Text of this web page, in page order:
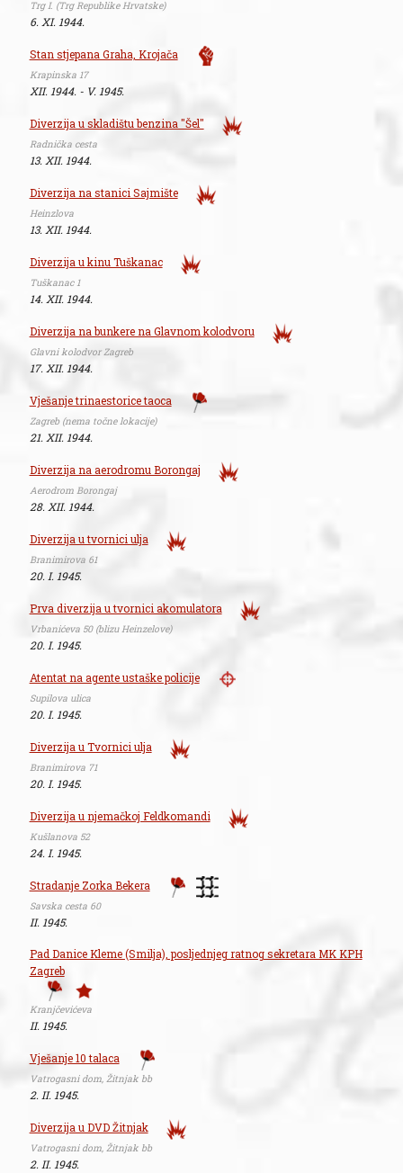
Trg I. (Trg Republike Hrvatske)
6. XI. 1944.
Stan stjepana Graha, Krojača
Krapinska 17
XII. 1944. - V. 1945.
Diverzija u skladištu benzina "Šel"
Radnička cesta
13. XII. 1944.
Diverzija na stanici Sajmište
Heinzlova
13. XII. 1944.
Diverzija u kinu Tuškanac
Tuškanac 1
14. XII. 1944.
Diverzija na bunkere na Glavnom kolodvoru
Glavni kolodvor Zagreb
17. XII. 1944.
Vješanje trinaestorice taoca
Zagreb (nema točne lokacije)
21. XII. 1944.
Diverzija na aerodromu Borongaj
Aerodrom Borongaj
28. XII. 1944.
Diverzija u tvornici ulja
Branimirova 61
20. I. 1945.
Prva diverzija u tvornici akomulatora
Vrbanićeva 50 (blizu Heinzelove)
20. I. 1945.
Atentat na agente ustaške policije
Supilova ulica
20. I. 1945.
Diverzija u Tvornici ulja
Branimirova 71
20. I. 1945.
Diverzija u njemačkoj Feldkomandi
Kušlanova 52
24. I. 1945.
Stradanje Zorka Bekera
Savska cesta 60
II. 1945.
Pad Danice Kleme (Smilja), posljednjeg ratnog sekretara MK KPH
Zagreb
Kranjčevićeva
II. 1945.
Vješanje 10 talaca
Vatrogasni dom, Žitnjak bb
2. II. 1945.
Diverzija u DVD Žitnjak
Vatrogasni dom, Žitnjak bb
2. II. 1945.